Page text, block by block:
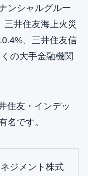
ンシャルグルー
三井住友海上火災
、三井住友信
の大手金融機関
住友・インデッ
名です。
ジメント株式